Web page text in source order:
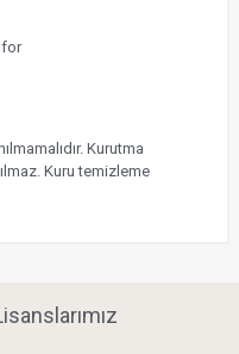
Kurutma
Kuru temizleme